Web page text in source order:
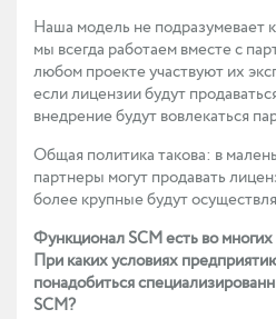
Наша модель не подразумевает
мы всегда работаем вместе с
любом проекте участвуют их
если лицензии будут
внедрение будут вовлекаться
Общая политика такова: в
партнеры могут продавать
более крупные будут
Функционал SCM есть во
При каких условиях
понадобиться
SCM?